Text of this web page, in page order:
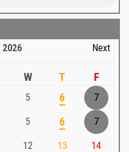
2026 Next
W T F
5 6 7
5 6 7
12 13 14